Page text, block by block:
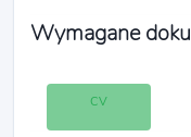
Wymagane
CV